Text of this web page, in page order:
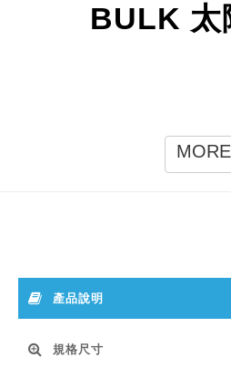
BULK 太
MORE
產品說明
規格尺寸